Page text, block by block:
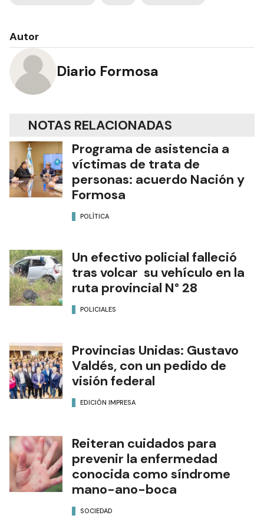
Autor
Diario Formosa
NOTAS RELACIONADAS
Programa de asistencia a
víctimas de trata de
personas: acuerdo Nación y
Formosa
POLÍTICA
Un efectivo policial falleció
tras volcar su vehículo en la
ruta provincial N° 28
POLICIALES
Provincias Unidas: Gustavo
Valdés, con un pedido de
visión federal
EDICIÓN IMPRESA
Reiteran cuidados para
prevenir la enfermedad
conocida como síndrome
mano-ano-boca
SOCIEDAD